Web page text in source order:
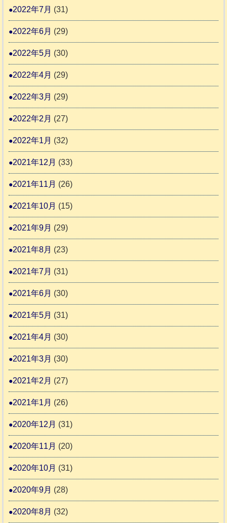
2022年7月 (31)
2022年6月 (29)
2022年5月 (30)
2022年4月 (29)
2022年3月 (29)
2022年2月 (27)
2022年1月 (32)
2021年12月 (33)
2021年11月 (26)
2021年10月 (15)
2021年9月 (29)
2021年8月 (23)
2021年7月 (31)
2021年6月 (30)
2021年5月 (31)
2021年4月 (30)
2021年3月 (30)
2021年2月 (27)
2021年1月 (26)
2020年12月 (31)
2020年11月 (20)
2020年10月 (31)
2020年9月 (28)
2020年8月 (32)